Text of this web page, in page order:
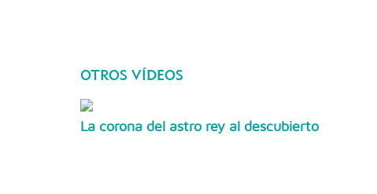
OTROS VÍDEOS
La corona del astro rey al descubierto